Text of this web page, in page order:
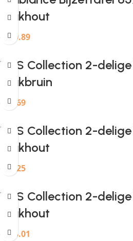
teakhout
€ 249.89
H&S Collection 2-
teakbruin
€ 63.69
H&S Collection 2-
teakhout
€ 85.25
H&S Collection 2-
teakhout
€ 195.01